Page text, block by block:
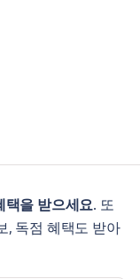
택을 받으세요. 또
, 독점 혜택도 받아